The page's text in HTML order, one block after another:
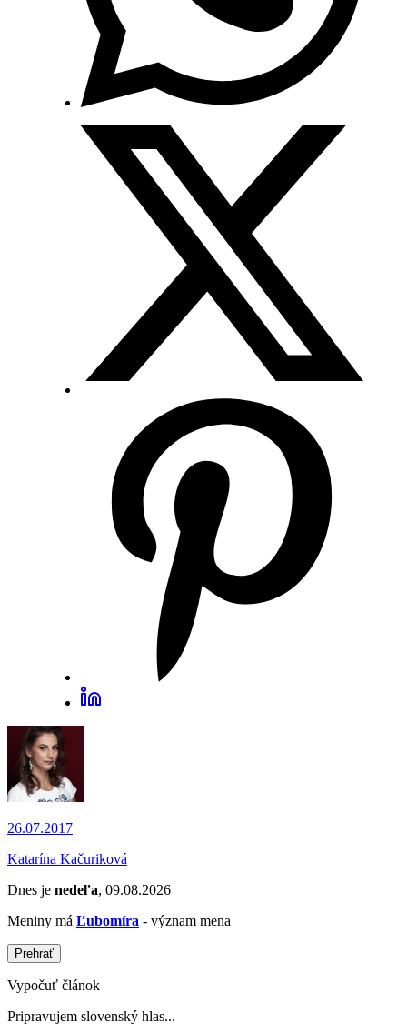
26.07.2017
Katarína Kačuriková
Dnes je nedeľa, 09.08.2026
Meniny má Ľubomíra - význam mena
Prehrať
Vypočuť článok
Pripravujem slovenský hlas...